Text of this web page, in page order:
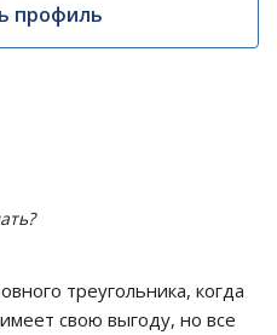
профиль
треугольника, когда
свою выгоду, но все